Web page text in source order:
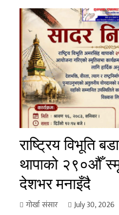
राष्ट्रिय विभूति
थापाको २९०औँ
देशभर मनाइँदै
गोर्खा संसार July 30, 2026